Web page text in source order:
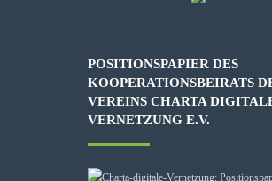
POSITIONSPAPIER DES
KOOPERATIONSBEIRATS
VEREINS CHARTA
VERNETZUNG E.V.